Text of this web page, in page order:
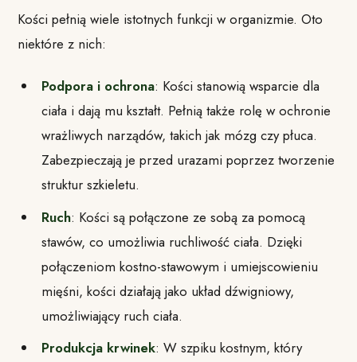
Kości pełnią wiele istotnych funkcji w organizmie. Oto
niektóre z nich:
Podpora i ochrona: Kości stanowią wsparcie dla
ciała i dają mu kształt. Pełnią także rolę w ochronie
wrażliwych narządów, takich jak mózg czy płuca.
Zabezpieczają je przed urazami poprzez tworzenie
struktur szkieletu.
Ruch: Kości są połączone ze sobą za pomocą
stawów, co umożliwia ruchliwość ciała. Dzięki
połączeniom kostno-stawowym i umiejscowieniu
mięśni, kości działają jako układ dźwigniowy,
umożliwiający ruch ciała.
Produkcja krwinek: W szpiku kostnym, który